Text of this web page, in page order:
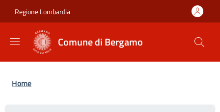
Regione Lombardia
Comune di Bergamo
Briciole di pane
Home